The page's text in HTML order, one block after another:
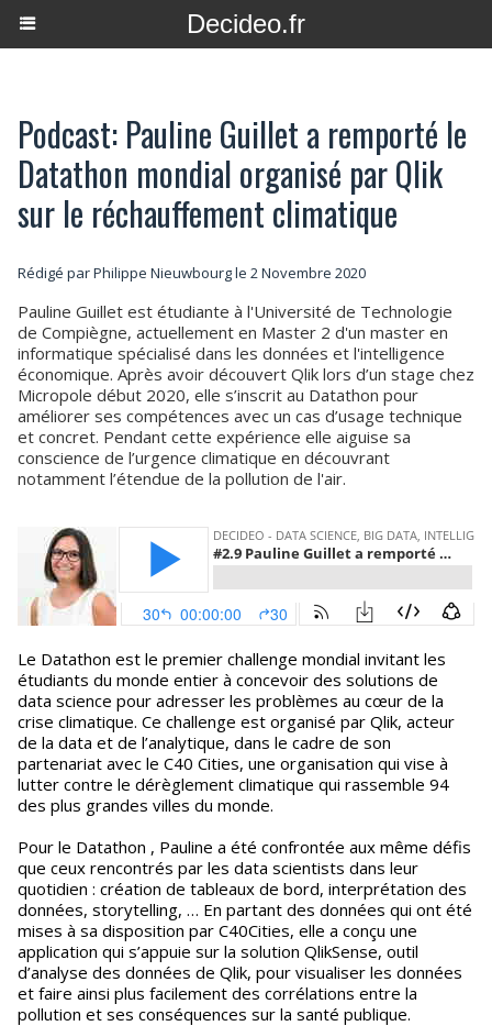
Decideo.fr
Podcast: Pauline Guillet a remporté le
Datathon mondial organisé par Qlik
sur le réchauffement climatique
Rédigé parPhilippe Nieuwbourgle 2 Novembre 2020
Pauline Guillet est étudiante à l'Université de Technologie
de Compiègne, actuellement en Master 2 d'un master en
informatique spécialisé dans les données et l'intelligence
économique. Après avoir découvert Qlik lors d’un stage chez
Micropole début 2020, elle s’inscrit au Datathon pour
améliorer ses compétences avec un cas d’usage technique
et concret. Pendant cette expérience elle aiguise sa
conscience de l’urgence climatique en découvrant
notamment l’étendue de la pollution de l'air.
Le Datathon est le premier challenge mondial invitant les
étudiants du monde entier à concevoir des solutions de
data science pour adresser les problèmes au cœur de la
crise climatique. Ce challenge est organisé par Qlik, acteur
de la data et de l’analytique, dans le cadre de son
partenariat avec le C40 Cities, une organisation qui vise à
lutter contre le dérèglement climatique qui rassemble 94
des plus grandes villes du monde.
Pour le Datathon , Pauline a été confrontée aux même défis
que ceux rencontrés par les data scientists dans leur
quotidien : création de tableaux de bord, interprétation des
données, storytelling, … En partant des données qui ont été
mises à sa disposition par C40Cities, elle a conçu une
application qui s’appuie sur la solution QlikSense, outil
d’analyse des données de Qlik, pour visualiser les données
et faire ainsi plus facilement des corrélations entre la
pollution et ses conséquences sur la santé publique.